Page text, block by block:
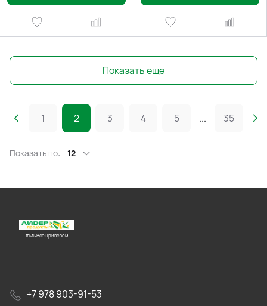
Показать еще
1 2 3 4 5 ... 35
Показать по: 12
#МыВсёПривезем
+7 978 903-91-53